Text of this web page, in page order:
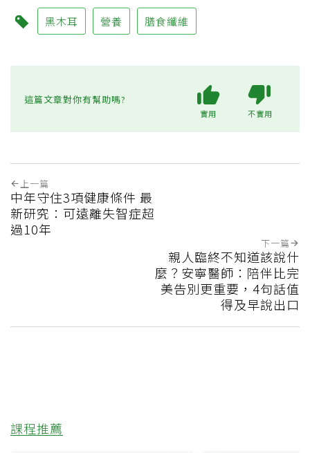
黑木耳 營養 膳食纖維
這篇文章對你有幫助嗎?
實用 不實用
上一篇
中年守住3項健康條件 最
新研究：可遠離失智症超
過10年
下一篇
親人臨終不知道該說什
麼？安寧醫師：陪伴比完
美告別更重要，4句話值
得及早說出口
課程推薦